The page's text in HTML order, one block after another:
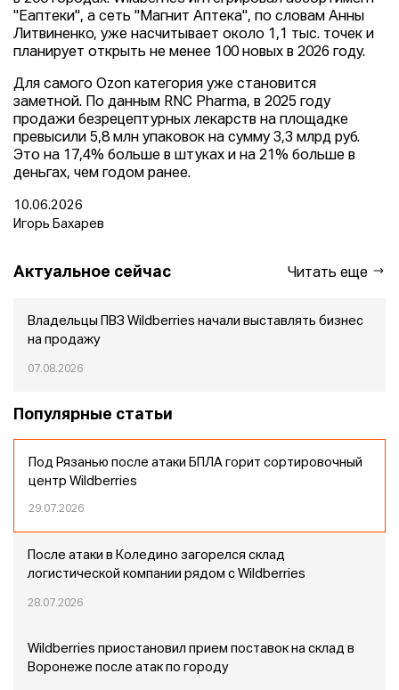
"Еаптеки", а сеть "Магнит Аптека", по словам Анны
Литвиненко, уже насчитывает около 1,1 тыс. точек и
планирует открыть не менее 100 новых в 2026 году.
Для самого Ozon категория уже становится
заметной. По данным RNC Pharma, в 2025 году
продажи безрецептурных лекарств на площадке
превысили 5,8 млн упаковок на сумму 3,3 млрд руб.
Это на 17,4% больше в штуках и на 21% больше в
деньгах, чем годом ранее.
10.06.2026
Игорь Бахарев
Актуальное сейчас Читать еще
Владельцы ПВЗ Wildberries начали выставлять бизнес
на продажу
07.08.2026
Популярные статьи
Под Рязанью после атаки БПЛА горит сортировочный
центр Wildberries
29.07.2026
После атаки в Коледино загорелся склад
логистической компании рядом с Wildberries
28.07.2026
Wildberries приостановил прием поставок на склад в
Воронеже после атак по городу